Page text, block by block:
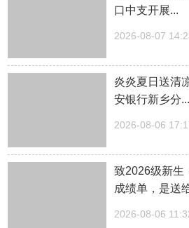
口中支开展...
2026-08-07
炎炎夏日送清
安银行新乡分...
2026-08-06
致2026级新生
成绩单，是送
2026-08-06